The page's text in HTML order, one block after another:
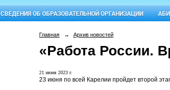
СВЕДЕНИЯ ОБ ОБРАЗОВАТЕЛЬНОЙ ОРГАНИЗАЦИИ
Главная → Архив новостей
«Работа России.
21 июня 2023 г.
23 июня по всей Карелии пройдет второй